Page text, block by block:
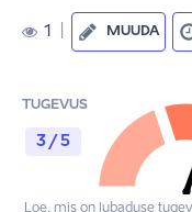
1 MUUDA
TUGEVUS
3 / 5
Loe, mis on lubaduse